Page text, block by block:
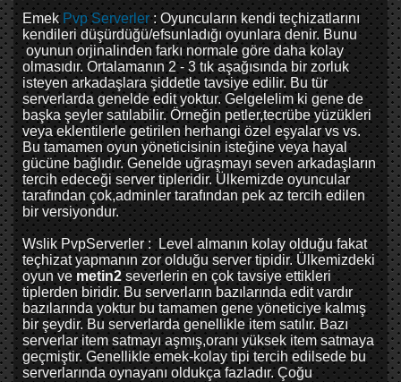
Emek Pvp Serverler: Oyuncuların kendi teçhizatlarını
kendileri düşürdüğü/efsunladığı oyunlara denir. Bunu
oyunun orjinalinden farkı normale göre daha kolay
olmasıdır. Ortalamanın 2 - 3 tık aşağısında bir zorluk
isteyen arkadaşlara şiddetle tavsiye edilir. Bu tür
serverlarda genelde edit yoktur. Gelgelelim ki gene de
başka şeyler satılabilir. Örneğin petler,tecrübe yüzükleri
veya eklentilerle getirilen herhangi özel eşyalar vs vs.
Bu tamamen oyun yöneticisinin isteğine veya hayal
gücüne bağlıdır. Genelde uğraşmayı seven arkadaşların
tercih edeceği server tipleridir. Ülkemizde oyuncular
tarafından çok,adminler tarafından pek az tercih edilen
bir versiyondur.
Wslik PvpServerler : Level almanın kolay olduğu fakat
teçhizat yapmanın zor olduğu server tipidir. Ülkemizdeki
oyun vemetin2severlerin en çok tavsiye ettikleri
tiplerden biridir. Bu serverların bazılarında edit vardır
bazılarında yoktur bu tamamen gene yöneticiye kalmış
bir şeydir. Bu serverlarda genellikle item satılır. Bazı
serverlar item satmayı aşmış,oranı yüksek item satmaya
geçmiştir. Genellikle emek-kolay tipi tercih edilsede bu
serverlarında oynayanı oldukça fazladır. Çoğu